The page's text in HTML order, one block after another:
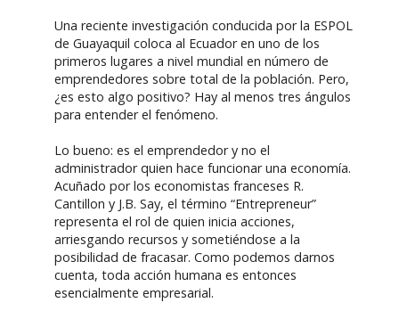
Una reciente investigación conducida por la ESPOL
de Guayaquil coloca al Ecuador en uno de los
primeros lugares a nivel mundial en número de
emprendedores sobre total de la población. Pero,
¿es esto algo positivo? Hay al menos tres ángulos
para entender el fenómeno.
Lo bueno: es el emprendedor y no el
administrador quien hace funcionar una economía.
Acuñado por los economistas franceses R.
Cantillon y J.B. Say, el término “Entrepreneur”
representa el rol de quien inicia acciones,
arriesgando recursos y sometiéndose a la
posibilidad de fracasar. Como podemos darnos
cuenta, toda acción humana es entonces
esencialmente empresarial.